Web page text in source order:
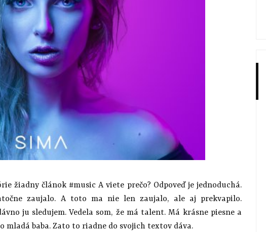
žiadny článok #music A viete prečo? Odpoveď je jednoduchá.
zaujalo. A toto ma nie len zaujalo, ale aj prekvapilo.
ju sledujem. Vedela som, že má talent. Má krásne piesne a
mladá baba. Zato to riadne do svojich textov dáva.